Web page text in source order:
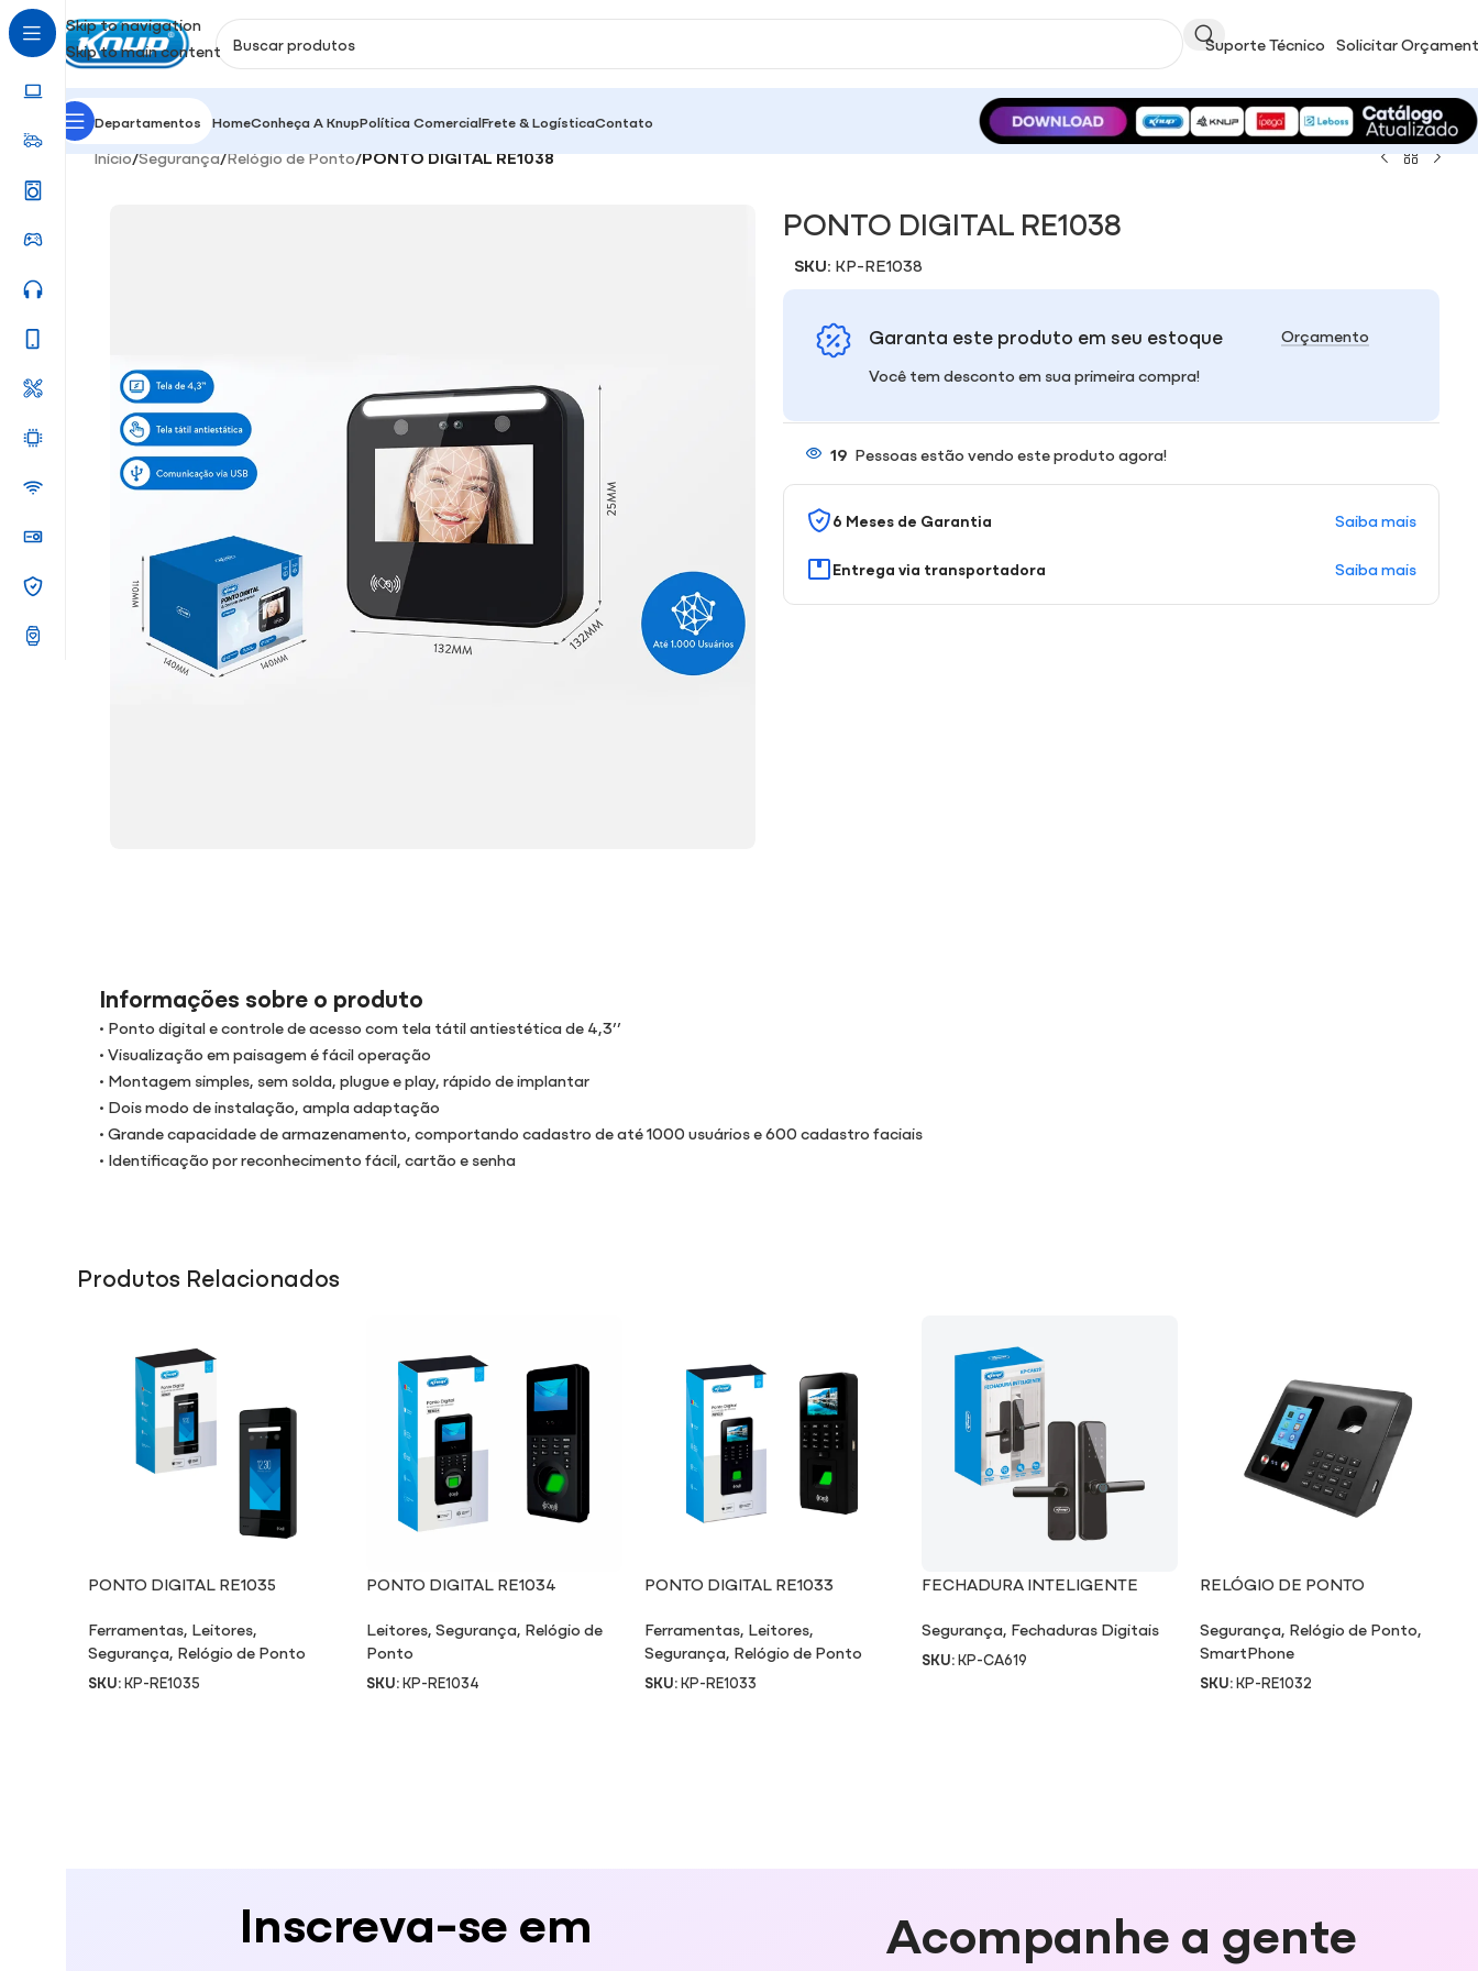
Skip to navigation
Skip to main content
Suporte Técnico Solicitar
Departamentos HomeConheça A KnupPolítica ComercialFrete & LogísticaContato
Início/Segurança/Relógio de Ponto/PONTO DIGITAL RE1038
PONTO DIGITAL RE1038
SKU: KP-RE1038
Garanta este produto em seu estoque
Você tem desconto em sua primeira compra!
Orçamento
19 Pessoas estão vendo este produto agora!
6 Meses de Garantia Saiba mais
Entrega via transportadora Saiba mais
Informações sobre o produto
• Ponto digital e controle de acesso com tela tátil antiestética de 4,3’’
• Visualização em paisagem é fácil operação
• Montagem simples, sem solda, plugue e play, rápido de implantar
• Dois modo de instalação, ampla adaptação
• Grande capacidade de armazenamento, comportando cadastro de até 1000 usuários e 600 cadastro faciais
• Identificação por reconhecimento fácil, cartão e senha
Produtos Relacionados
PONTO DIGITAL RE1035
Ferramentas, Leitores,
Segurança, Relógio de Ponto
SKU:KP-RE1035
PONTO DIGITAL RE1034
Leitores,Segurança, Relógio de
Ponto
SKU:KP-RE1034
PONTO DIGITAL RE1033
Ferramentas, Leitores,
Segurança, Relógio de Ponto
SKU:KP-RE1033
FECHADURA INTELIGENTE
Segurança, Fechaduras Digitais
SKU:KP-CA619
RELÓGIO DE PONTO
Segurança, Relógio de Ponto,
SmartPhone
SKU:KP-RE1032
Inscreva-se em
Acompanhe a gente